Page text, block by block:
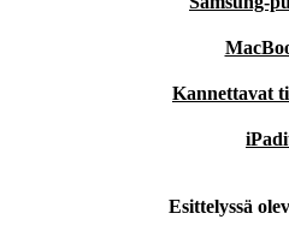
Kannettavat
Esittelyssä